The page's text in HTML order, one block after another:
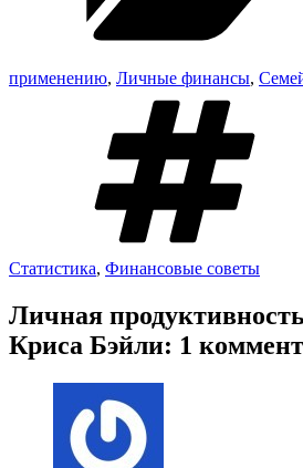
применению, Личные финансы,
Статистика, Финансовые советы
Личная
Криса Бэйли: 1